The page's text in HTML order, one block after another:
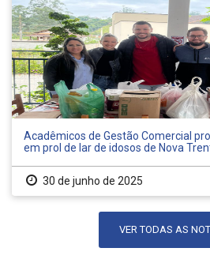
Acadêmicos de Gestão Comercial
em prol de lar de idosos de Nova
30 de junho de 2025
VER TODAS AS